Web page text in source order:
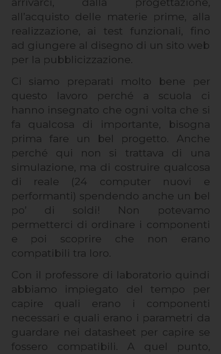
all’acquisto delle materie prime, alla
realizzazione, ai test funzionali, fino
ad giungere al disegno di un sito web
per la pubblicizzazione.
Ci siamo preparati molto bene per
questo lavoro perché a scuola ci
hanno insegnato che ogni volta che si
fa qualcosa di importante, bisogna
prima fare un bel progetto. Anche
perché qui non si trattava di una
simulazione, ma di costruire qualcosa
di reale (24 computer nuovi e
performanti) spendendo anche un bel
po’ di soldi! Non potevamo
permetterci di ordinare i componenti
e poi scoprire che non erano
compatibili tra loro.
Con il professore di laboratorio quindi
abbiamo impiegato del tempo per
capire quali erano i componenti
necessari e quali erano i parametri da
guardare nei datasheet per capire se
fossero compatibili. A quel punto,